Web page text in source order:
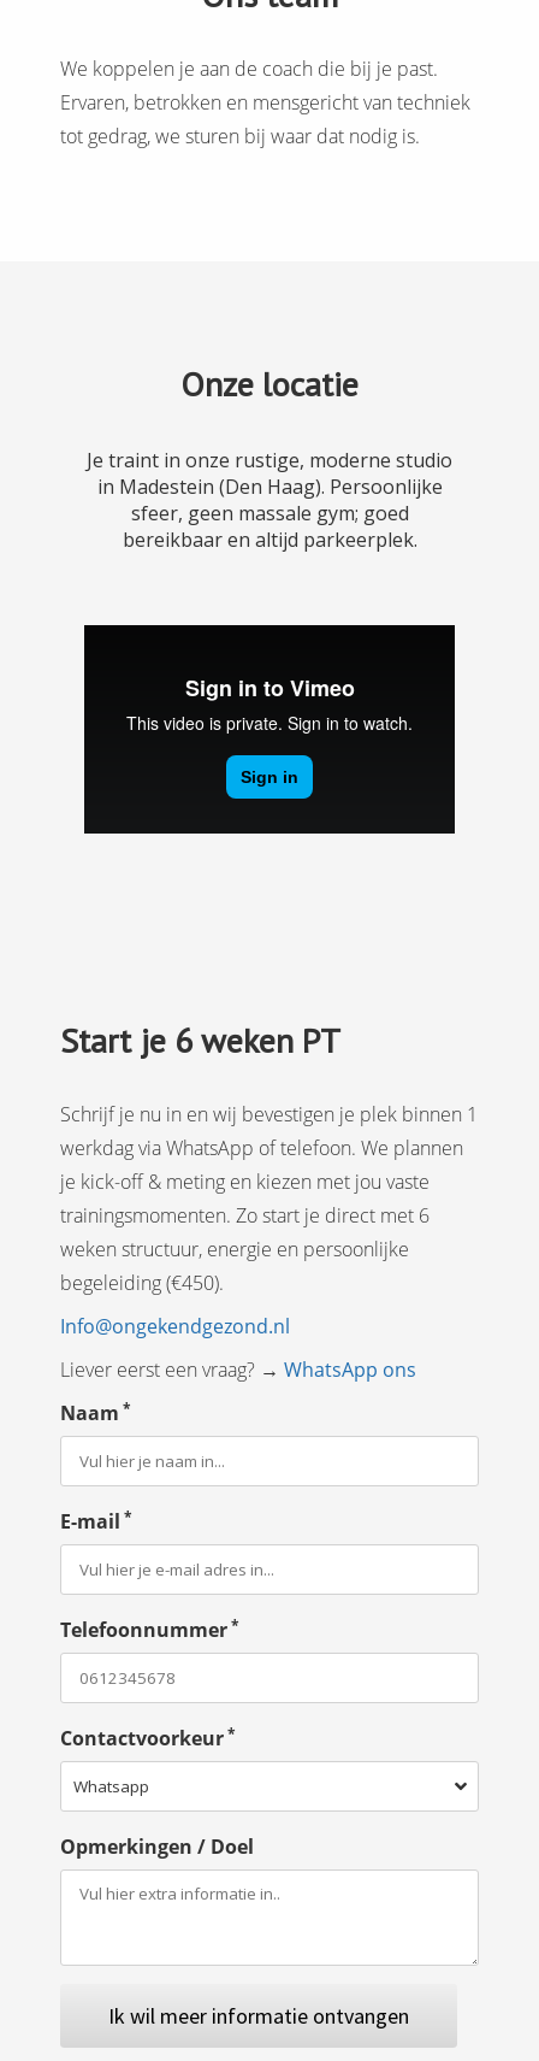
We koppelen je aan de coach die bij je past.
Ervaren, betrokken en mensgericht van techniek
tot gedrag, we sturen bij waar dat nodig is.
Onze locatie
Je traint in onze rustige, moderne studio
in Madestein (Den Haag). Persoonlijke
sfeer, geen massale gym; goed
bereikbaar en altijd parkeerplek.
Start je 6 weken PT
Schrijf je nu in en wij bevestigen je plek binnen 1
werkdag via WhatsApp of telefoon. We plannen
je kick-off & meting en kiezen met jou vaste
trainingsmomenten. Zo start je direct met 6
weken structuur, energie en persoonlijke
begeleiding (€450).
Info@ongekendgezond.nl
Liever eerst een vraag? → WhatsApp ons
Naam *
E-mail *
Telefoonnummer*
Contactvoorkeur*
Opmerkingen / Doel
Ik wil meer informatie ontvangen